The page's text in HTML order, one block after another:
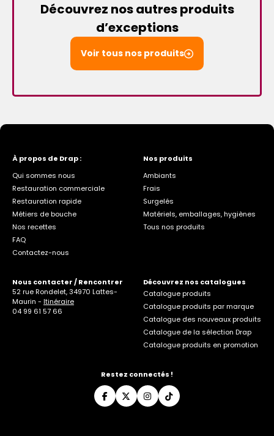
Découvrez nos autres produits
d’exceptions
Voir tous nos produits
À propos de Drap :
Qui sommes nous
Restauration commerciale
Restauration rapide
Métiers de bouche
Nos recettes
FAQ
Contactez-nous
Nos produits
Ambiants
Frais
Surgelés
Matériels, emballages, hygiènes
Tous nos produits
Nous contacter / Rencontrer
52 rue Rondelet, 34970 Lattes-
Maurin - Itinéraire
04 99 61 57 66
Découvrez nos catalogues
Catalogue produits
Catalogue produits par marque
Catalogue des nouveaux produits
Catalogue de la sélection Drap
Catalogue produits en promotion
Restez connectés !